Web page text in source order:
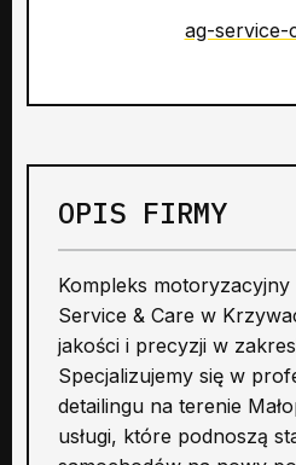
ag-service-
OPIS FIRMY
Kompleks motoryzacyjny
Service & Care w
jakości i precyzji w
Specjalizujemy się w
detailingu na terenie
usługi, które podnoszą